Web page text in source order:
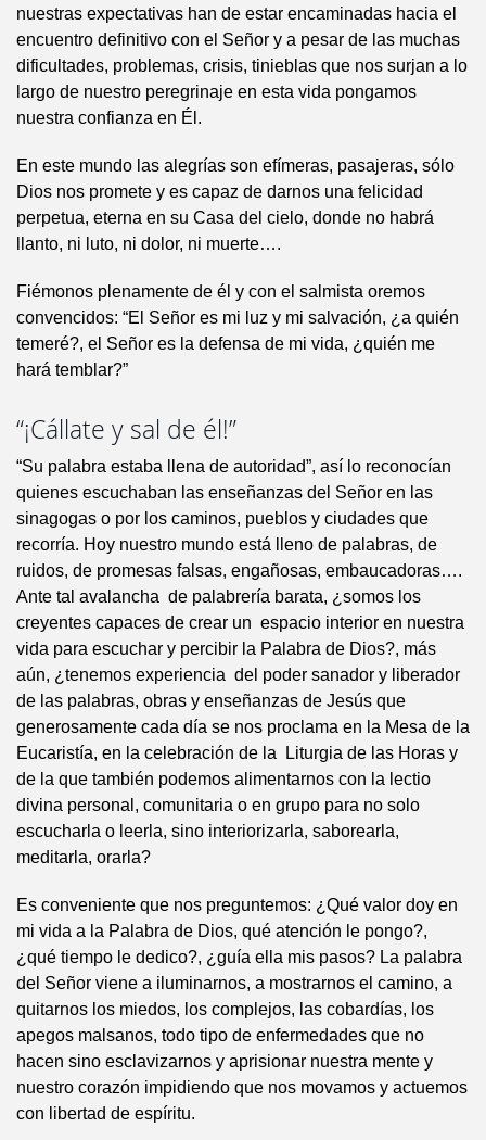
nuestras expectativas han de estar encaminadas hacia el
encuentro definitivo con el Señor y a pesar de las muchas
dificultades, problemas, crisis, tinieblas que nos surjan a lo
largo de nuestro peregrinaje en esta vida pongamos
nuestra confianza en Él.
En este mundo las alegrías son efímeras, pasajeras, sólo
Dios nos promete y es capaz de darnos una felicidad
perpetua, eterna en su Casa del cielo, donde no habrá
llanto, ni luto, ni dolor, ni muerte….
Fiémonos plenamente de él y con el salmista oremos
convencidos: “El Señor es mi luz y mi salvación, ¿a quién
temeré?, el Señor es la defensa de mi vida, ¿quién me
hará temblar?”
“¡Cállate y sal de él!”
“Su palabra estaba llena de autoridad”, así lo reconocían
quienes escuchaban las enseñanzas del Señor en las
sinagogas o por los caminos, pueblos y ciudades que
recorría. Hoy nuestro mundo está lleno de palabras, de
ruidos, de promesas falsas, engañosas, embaucadoras….
Ante tal avalancha de palabrería barata, ¿somos los
creyentes capaces de crear un espacio interior en nuestra
vida para escuchar y percibir la Palabra de Dios?, más
aún, ¿tenemos experiencia del poder sanador y liberador
de las palabras, obras y enseñanzas de Jesús que
generosamente cada día se nos proclama en la Mesa de la
Eucaristía, en la celebración de la Liturgia de las Horas y
de la que también podemos alimentarnos con la lectio
divina personal, comunitaria o en grupo para no solo
escucharla o leerla, sino interiorizarla, saborearla,
meditarla, orarla?
Es conveniente que nos preguntemos: ¿Qué valor doy en
mi vida a la Palabra de Dios, qué atención le pongo?,
¿qué tiempo le dedico?, ¿guía ella mis pasos? La palabra
del Señor viene a iluminarnos, a mostrarnos el camino, a
quitarnos los miedos, los complejos, las cobardías, los
apegos malsanos, todo tipo de enfermedades que no
hacen sino esclavizarnos y aprisionar nuestra mente y
nuestro corazón impidiendo que nos movamos y actuemos
con libertad de espíritu.